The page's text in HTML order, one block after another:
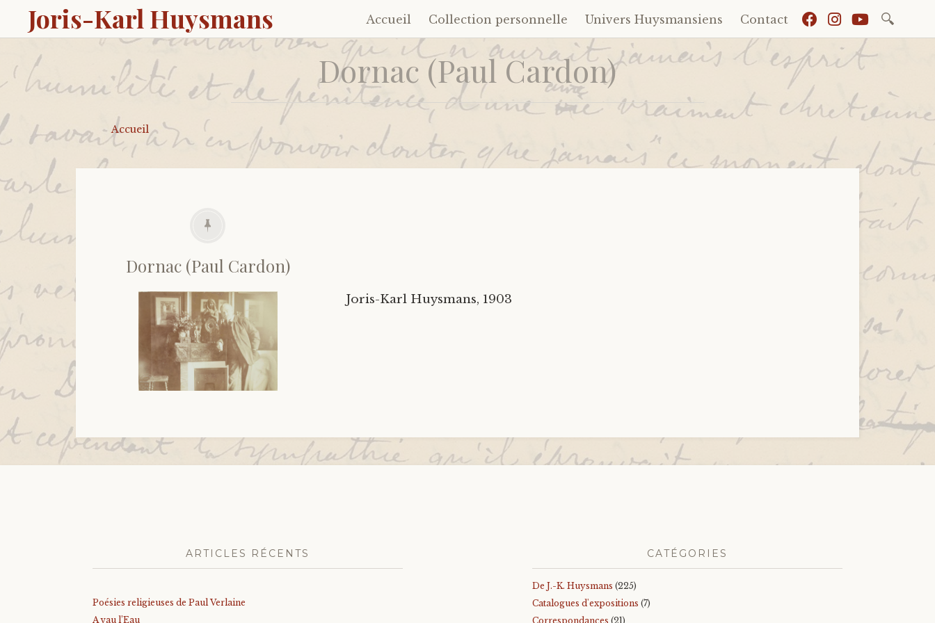
Joris-Karl Huysmans
Accéder
au
contenu
principal
Accueil Collection personnelle Univers Huysmansiens Contact
Dornac (Paul Cardon)
Accueil
Dornac (Paul Cardon)
Joris-Karl Huysmans, 1903
ARTICLES RÉCENTS
Poésies religieuses de Paul Verlaine
A vau l’Eau
CATÉGORIES
De J.-K. Huysmans (225)
Catalogues d'expositions (7)
Correspondances (21)